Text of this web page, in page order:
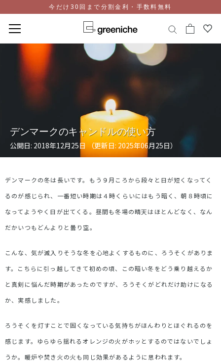
今だけ30回まで分割金利・手数料無料
デンマークのキャンドルの使い方
公開日: 2018年12月25日 （更新日: 2025年06月25日）
デンマークの冬は長いです。もう９月ころから段々と日が短くなってく
るのが感じられ、一番短い時期は４時くらいにはもう暗く、朝８時頃に
なってようやく日が出てくる。昼間も冬場の晴天はほとんどなく、なん
だかいつもどんよりと曇り空。
こんな、気が滅入りそうな冬を心地よくするものに、ろうそくがありま
す。こちらに引っ越してきて初めの頃、この暗い冬をどう乗り越えるか
と真剣に悩んだ時期があったのですが、ろうそくがどれだけ助けになる
か、実感しました。
ろうそくを灯すことで固くなっている気持ちがほんわりとほぐれるのを
感じます。ゆらゆら揺れるオレンジの火がホッとするのではないでしょ
うか。暖炉や焚き火の火も同じ効果があるように思われます。